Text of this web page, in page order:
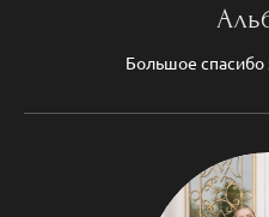
Большое спасибо